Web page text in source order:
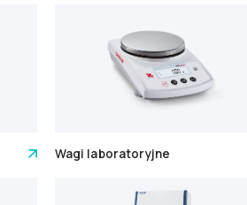
Wagi laboratoryjne